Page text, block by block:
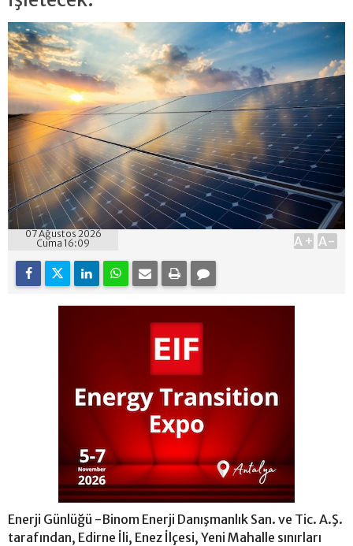
07 Ağustos 2026
Cuma 16:09
A+ A-
Enerji Günlüğü -Binom Enerji Danışmanlık San. ve Tic. A.Ş.
tarafından, Edirne İli, Enez İlçesi, Yeni Mahalle sınırları